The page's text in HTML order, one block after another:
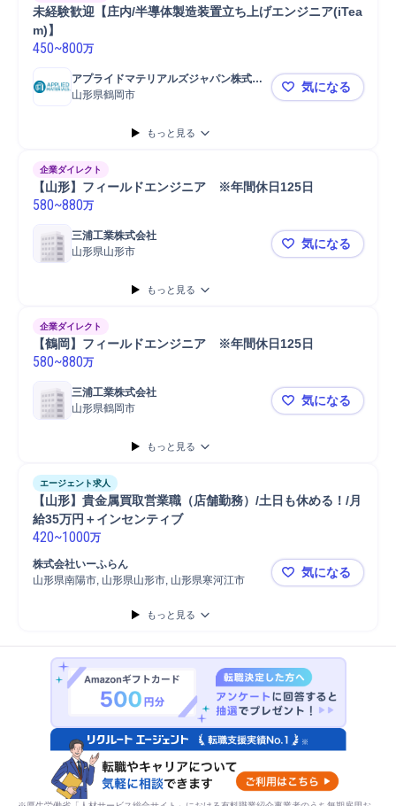
未経験歓迎【庄内/半導体製造装置立ち上げエンジニア(iTea
m)】
450~800万
アプライドマテリアルズジャパン株式会
社
山形県鶴岡市 未経験歓迎
気になる
もっと見る
企業ダイレクト
【山形】フィールドエンジニア　※年間休日125日
580~880万
三浦工業株式会社
山形県山形市
【山形】フ
気になる
もっと見る
企業ダイレクト
【鶴岡】フィールドエンジニア　※年間休日125日
580~880万
三浦工業株式会社
山形県鶴岡市
【鶴岡】フ
気になる
もっと見る
エージェント求人
【山形】貴金属買取営業職（店舗勤務）/土日も休める！/月
給35万円＋インセンティブ
420~1000万
株式会社いーふらん
山形県南陽市, 山形県山形市, 山形県寒河江市
【山形】貴
気になる
もっと見る